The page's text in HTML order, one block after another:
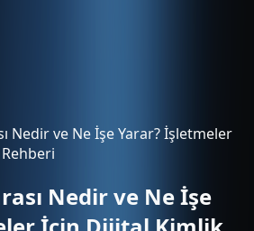
Nedir ve Ne İşe Yarar? İşletmeler
Nedir ve Ne İşe